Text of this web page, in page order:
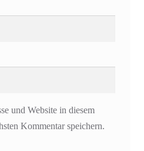
und Website in diesem
Kommentar speichern.